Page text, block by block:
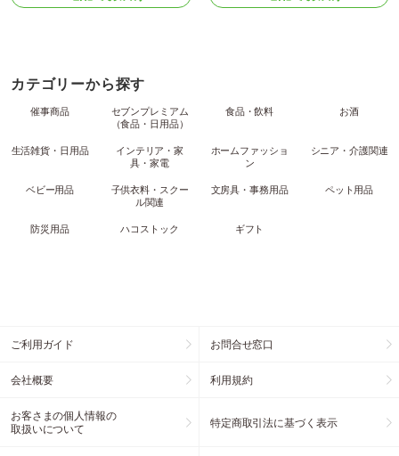
カテゴリーから探す
催事商品
セブンプレミアム
（食品・日用品）
食品・飲料 お酒
生活雑貨・日用品
インテリア・家
具・家電
ホームファッショ
ン
シニア・介護関連
ベビー用品
子供衣料・スクー
ル関連
文房具・事務用品 ペット用品
防災用品 ハコストック ギフト
ご利用ガイド お問合せ窓口
会社概要 利用規約
お客さまの個人情報の
取扱いについて
特定商取引法に基づく表示